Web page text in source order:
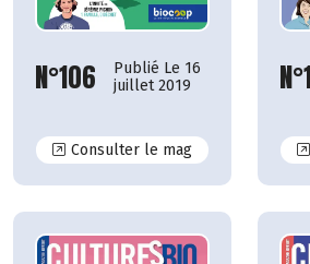
N°106
Publié Le 16
juillet 2019
Consulter le magN°106